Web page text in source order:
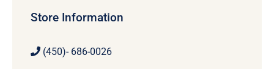
Store Information
(450)- 686-0026